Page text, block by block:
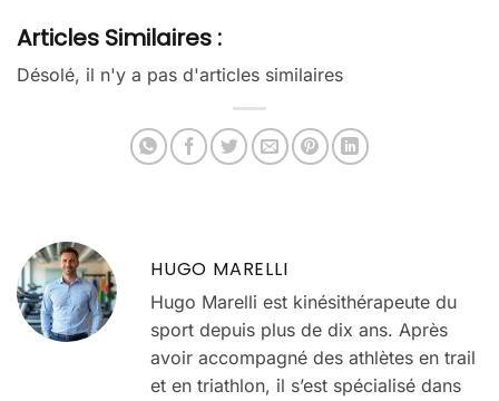
Articles Similaires :
Désolé, il n'y a pas d'articles similaires
HUGO MARELLI
Hugo Marelli est kinésithérapeute du
sport depuis plus de dix ans. Après
avoir accompagné des athlètes en trail
et en triathlon, il s’est spécialisé dans